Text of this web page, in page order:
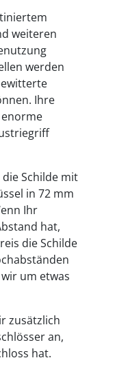
weiteren
werden
Ihre
Schilde mit
in 72 mm
Ihr
hat,
die Schilde
um etwas
zusätzlich
an,
hat.